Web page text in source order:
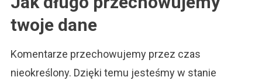
twoje dane
Komentarze przechowujemy przez czas
nieokreślony. Dzięki temu jesteśmy w stanie